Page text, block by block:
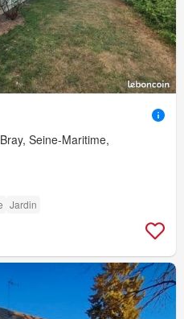
Seine-Maritime,
Jardin